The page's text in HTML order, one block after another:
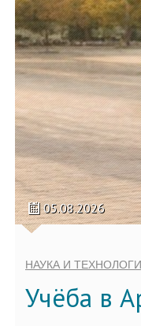
05.08.2026
НАУКА И
Учёба в